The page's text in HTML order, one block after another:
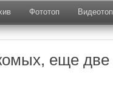
Фототоп Видеотоп
еще две